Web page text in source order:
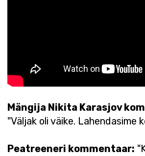
Mängija Nikita Karasjov
"Väljak oli väike. Lahendasime
Peatreeneri kommentaar: